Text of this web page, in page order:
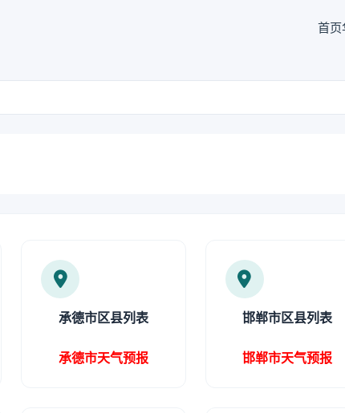
首页
承德市区县列表
承德市天气预报
邯郸市区县列表
邯郸市天气预报